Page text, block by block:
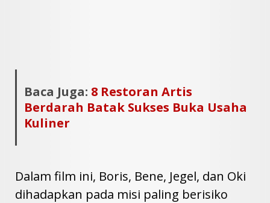
Baca Juga: 8 Restoran Artis
Berdarah Batak Sukses Buka Usaha
Kuliner
Dalam film ini, Boris, Bene, Jegel, dan Oki
dihadapkan pada misi paling berisiko